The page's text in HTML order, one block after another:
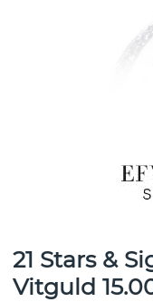
21 Stars &
Vitguld